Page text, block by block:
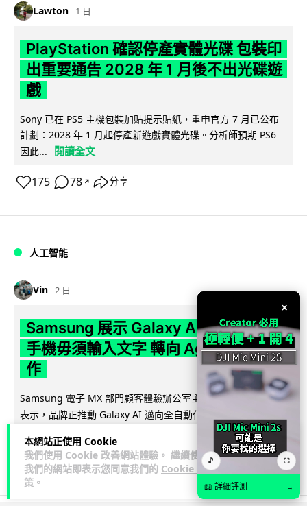
本網站正使用 Cookie
我們使用 Cookie 改善網站體驗。 繼續使用
我們的網站即表示您同意我們的 Cookie 政
策 。
Lawton 1 日
PlayStation 確認停產實體光碟 包裝印
出重要通告 2028 年 1 月後不出光碟遊
戲
Sony 已在 PS5 主機包裝加貼提示貼紙，重申官方 7 月已公布
計劃：2028 年 1 月起停產新遊戲實體光碟。分析師預期 PS6
因此...
閱讀全文
175 78 ↗ 分享
人工智能
Vin 2 日
Samsung 展示 Galaxy AI 新方向 未來
手機毋須輸入文字 轉向 Agent 全自動操
作
Samsung 電子 MX 部門顧客體驗辦公室主管兼副總裁 Jay Kim
表示，品牌正推動 Galaxy AI 邁向全自動化 Agent...
29 4 ↗ 分享
×
🎵 ⛶
📖 詳細評測 →